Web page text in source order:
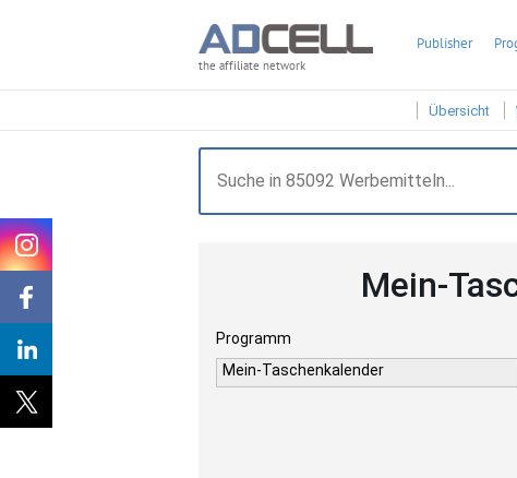
the affiliate network
Publisher
Übersicht
Mein-
Programm
Mein-Taschenkalender